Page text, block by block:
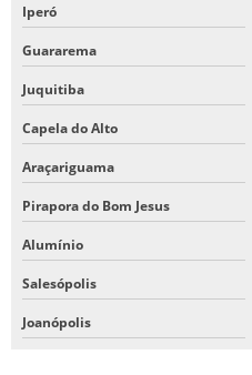
Iperó
Guararema
Juquitiba
Capela do Alto
Araçariguama
Pirapora do Bom Jesus
Alumínio
Salesópolis
Joanópolis